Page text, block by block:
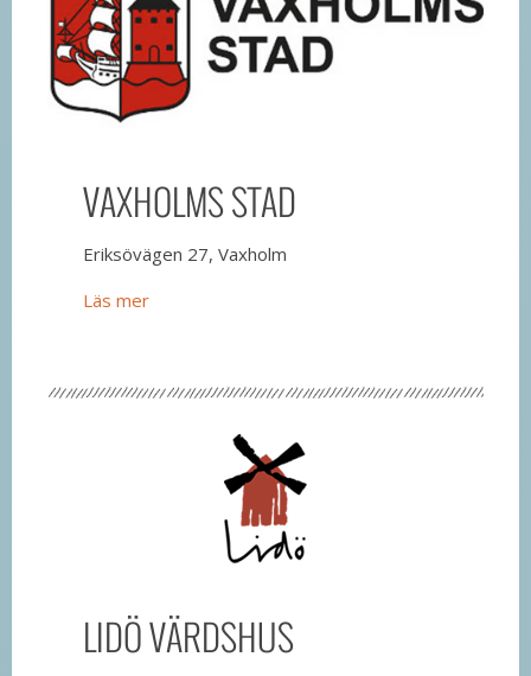
VAXHOLMS STAD
Eriksövägen 27, Vaxholm
Läs mer
LIDÖ VÄRDSHUS